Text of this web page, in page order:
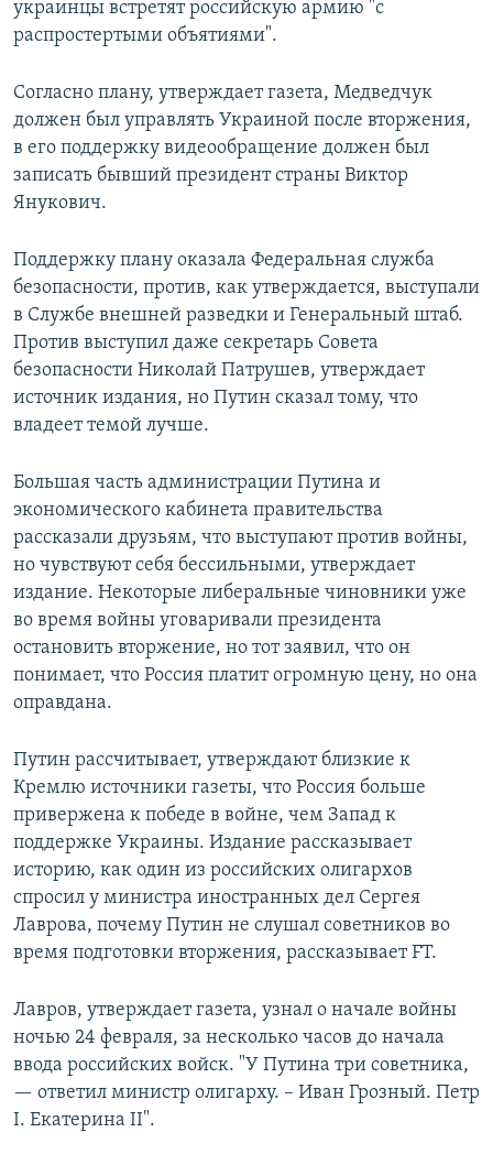
украинцы встретят российскую армию "с
распростертыми объятиями".
Согласно плану, утверждает газета, Медведчук
должен был управлять Украиной после вторжения,
в его поддержку видеообращение должен был
записать бывший президент страны Виктор
Янукович.
Поддержку плану оказала Федеральная служба
безопасности, против, как утверждается, выступали
в Службе внешней разведки и Генеральный штаб.
Против выступил даже секретарь Совета
безопасности Николай Патрушев, утверждает
источник издания, но Путин сказал тому, что
владеет темой лучше.
Большая часть администрации Путина и
экономического кабинета правительства
рассказали друзьям, что выступают против войны,
но чувствуют себя бессильными, утверждает
издание. Некоторые либеральные чиновники уже
во время войны уговаривали президента
остановить вторжение, но тот заявил, что он
понимает, что Россия платит огромную цену, но она
оправдана.
Путин рассчитывает, утверждают близкие к
Кремлю источники газеты, что Россия больше
привержена к победе в войне, чем Запад к
поддержке Украины. Издание рассказывает
историю, как один из российских олигархов
спросил у министра иностранных дел Сергея
Лаврова, почему Путин не слушал советников во
время подготовки вторжения, рассказывает FT.
Лавров, утверждает газета, узнал о начале войны
ночью 24 февраля, за несколько часов до начала
ввода российских войск. "У Путина три советника,
— ответил министр олигарху. – Иван Грозный. Петр
I. Екатерина II".